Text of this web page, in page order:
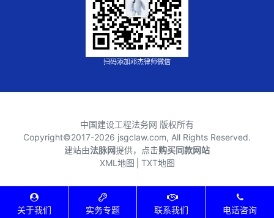
扫码添加邓杰律师微信
中国建设工程法务网 版权所有
Copyright©2017-2026 jsgclaw.com, All Rights Reserved.
建站由法脉网提供，点击购买同款网站
XML地图
TXT地图
关于我们 实务专题 联系我们 电话咨询